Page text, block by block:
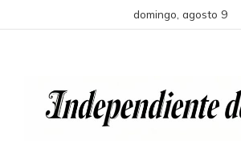
domingo, agosto 9